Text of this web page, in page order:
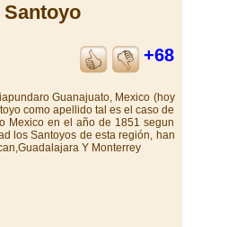
+68
Guanajuato, Mexico (hoy
como apellido tal es el caso de
Mexico en el año de 1851 segun
los Santoyos de esta región, han
Y Monterrey